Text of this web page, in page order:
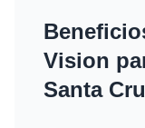
Vision
Santa